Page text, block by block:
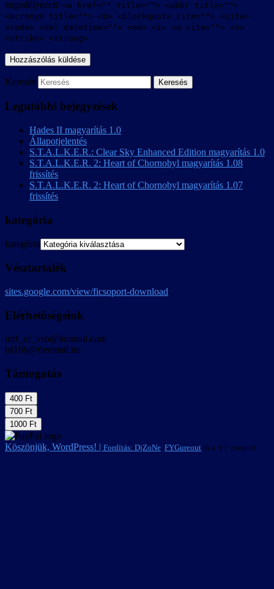
engedélyezett: <a href="" title=""> <abbr title="">
<acronym title=""> <b> <blockquote cite=""> <cite>
<code> <del datetime=""> <em> <i> <q cite=""> <s>
<strike> <strong>
Keresés
Legutóbbi bejegyzések
Hades II magyarítás 1.0
Állapotjelentés
S.T.A.L.K.E.R.: Clear Sky Enhanced Edition magyarítás 1.0
S.T.A.L.K.E.R. 2: Heart of Chornobyl magyarítás 1.08
frissítés
S.T.A.L.K.E.R. 2: Heart of Chornobyl magyarítás 1.07
frissítés
kategória
kategória
Vésztartalék
sites.google.com/view/ficsoport-download
Elérhetőségeink
mrf_of_vsb@hotmail.com
tsl16b@freemail.hu
Támogatás
Köszönjük, WordPress! | Fordítás: DjZoNe FYGureout és a ·f·i· csoport